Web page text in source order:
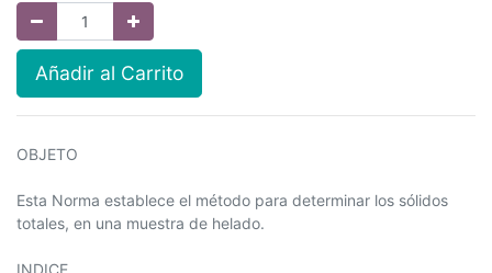
Añadir al Carrito
OBJETO
Esta Norma establece el método para determinar los sólidos
totales, en una muestra de helado.
INDICE